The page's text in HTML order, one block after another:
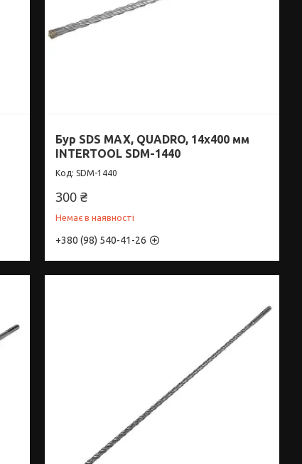
Бур SDS MAX, QUADRO, 14x400 мм
INTERTOOL SDM-1440
SDM-1440
300 ₴
Немає в наявності
+380 (98) 540-41-26